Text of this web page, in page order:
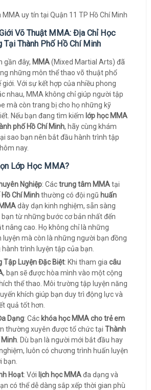
uy tín tại Quận 11 TP Hồ Chí Minh
Võ Thuật MMA: Địa Chỉ Học
Tại Thành Phố Hồ Chí Minh
gần đây, MMA(Mixed Martial Arts) đã
những môn thể thao võ thuật phổ
Với sự kết hợp của nhiều phong
nhau, MMA không chỉ giúp người tập
mà còn trang bị cho họ những kỹ
Nếu bạn đang tìm kiếm lớp học MMA
phố Hồ Chí Minh, hãy cùng khám
sao bạn nên bắt đầu hành trình tập
nay.
Lớp Học MMA?
Nghiệp: Cáctrung tâm MMAtại
Chí Minhthường có đội ngũ huấn
dày dạn kinh nghiệm, sẵn sàng
bạn từ những bước cơ bản nhất đến
nâng cao. Họ không chỉ là những
luyện mà còn là những người bạn đồng
trình luyện tập của bạn.
Tập Luyện Đặc Biệt: Khi tham gia câu
, bạn sẽ được hòa mình vào một cộng
thể thao. Môi trường tập luyện năng
khích giúp bạn duy trì động lực và
quả tốt hơn.
Dạng: Các khóa học MMA cho trẻ em
thường xuyên được tổ chức tại Thành
Minh. Dù bạn là người mới bắt đầu hay
luôn có chương trình huấn luyện
bạn.
Hoạt: Với lịch học MMAđa dạng và
có thể dễ dàng sắp xếp thời gian phù